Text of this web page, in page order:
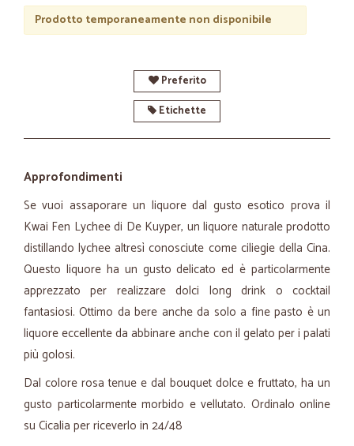
Prodotto temporaneamente non disponibile
Preferito
Etichette
Approfondimenti
Se vuoi assaporare un liquore dal gusto esotico prova il
Kwai Fen Lychee di De Kuyper, un liquore naturale prodotto
distillando lychee altresì conosciute come ciliegie della Cina.
Questo liquore ha un gusto delicato ed è particolarmente
apprezzato per realizzare dolci long drink o cocktail
fantasiosi. Ottimo da bere anche da solo a fine pasto è un
liquore eccellente da abbinare anche con il gelato per i palati
più golosi.
Dal colore rosa tenue e dal bouquet dolce e fruttato, ha un
gusto particolarmente morbido e vellutato. Ordinalo online
su Cicalia per riceverlo in 24/48